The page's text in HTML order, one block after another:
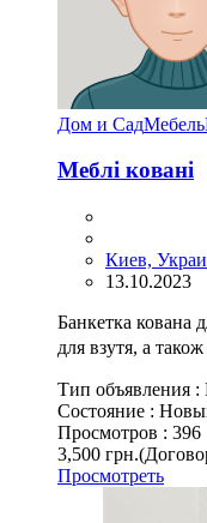
Дом и СадМебель
Меблі ковані
Киев,
13.10.2023
Банкетка кована
для взутя, а
Тип объявления :
Состояние :
Просмотров : 396
3,500 грн.
Просмотреть